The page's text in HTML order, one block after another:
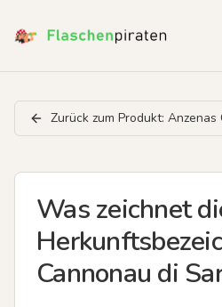
Zurück zum Produkt: Anzenas
Was zeichnet
Cannonau di